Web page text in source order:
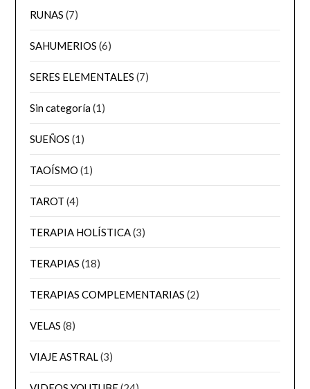
RUNAS (7)
SAHUMERIOS (6)
SERES ELEMENTALES (7)
Sin categoría(1)
SUEÑOS (1)
TAOÍSMO (1)
TAROT (4)
TERAPIA HOLÍSTICA(3)
TERAPIAS (18)
TERAPIAS COMPLEMENTARIAS (2)
VELAS (8)
VIAJE ASTRAL(3)